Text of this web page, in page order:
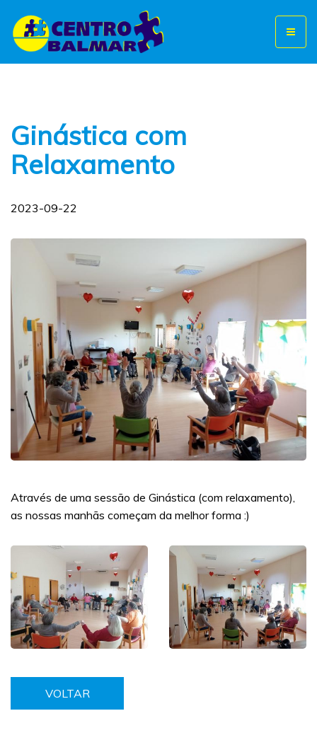
Ginástica com
Relaxamento
2023-09-22
Através de uma sessão de Ginástica (com relaxamento),
as nossas manhãs começam da melhor forma :)
VOLTAR